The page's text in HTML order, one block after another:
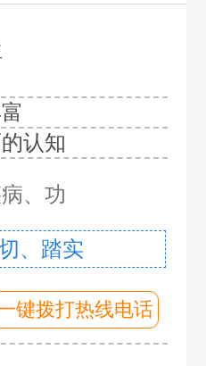
认知
、功
、踏实
键拨打热线电话